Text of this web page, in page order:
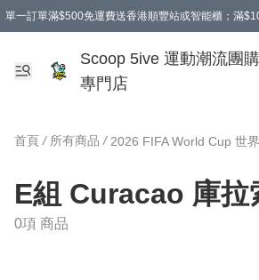
單一訂單滿$500免運費送香港順豐站或智能櫃；滿
Scoop 5ive 運動潮流團購
專門店
首頁 / 所有商品 / 2026 FIFA World Cup 世
E組 Curacao 庫拉
0項 商品